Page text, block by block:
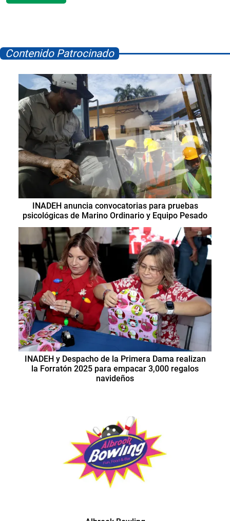
Contenido Patrocinado
INADEH anuncia convocatorias para pruebas
psicológicas de Marino Ordinario y Equipo Pesado
INADEH y Despacho de la Primera Dama realizan
la Forratón 2025 para empacar 3,000 regalos
navideños